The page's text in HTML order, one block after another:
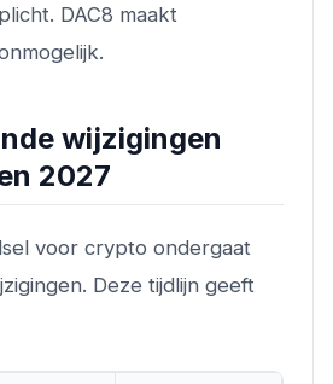
DAC8 maakt
wijzigingen
2027
voor crypto ondergaat
Deze tijdlijn geeft